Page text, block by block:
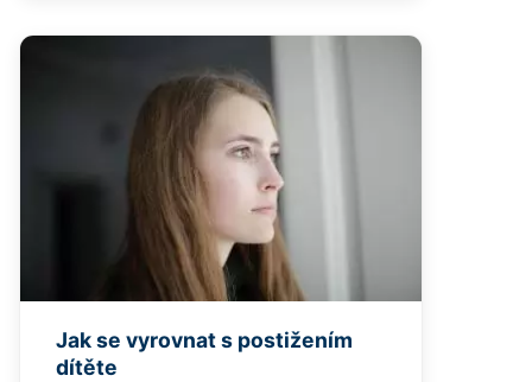
Jak se vyrovnat s postižením
dítěte